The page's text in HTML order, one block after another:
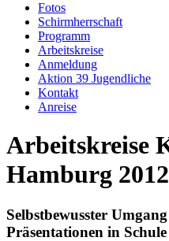
Fotos
Schirmherrschaft
Programm
Arbeitskreise
Anmeldung
Aktion 39 Jugendliche
Kontakt
Anreise
Arbeitskreise
Hamburg 2012
Selbstbewusster
Präsentationen in